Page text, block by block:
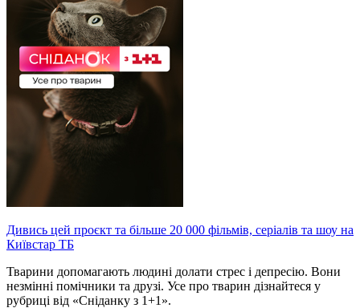
Дивись цей проєкт та більше 20 000 фільмів, серіалів та шоу на
Київстар ТБ
Тварини допомагають людині долати стрес і депресію. Вони
незмінні помічники та друзі. Усе про тварин дізнайтеся у
рубриці від «Сніданку з 1+1».